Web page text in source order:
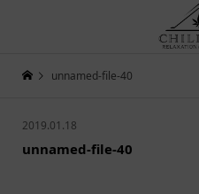
unnamed-file-40
2019.01.18
unnamed-file-40